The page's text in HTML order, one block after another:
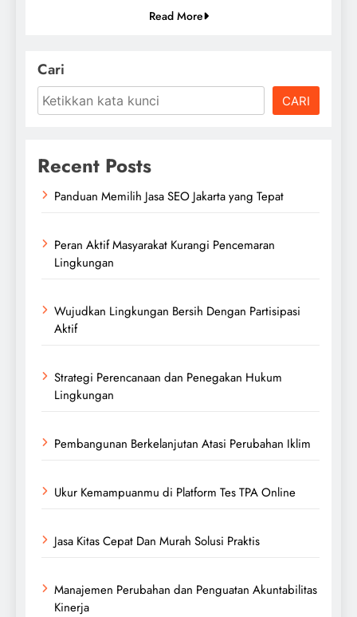
Read More
Cari
CARI
Recent Posts
Panduan Memilih Jasa SEO Jakarta yang Tepat
Peran Aktif Masyarakat Kurangi Pencemaran
Lingkungan
Wujudkan Lingkungan Bersih Dengan Partisipasi
Aktif
Strategi Perencanaan dan Penegakan Hukum
Lingkungan
Pembangunan Berkelanjutan Atasi Perubahan Iklim
Ukur Kemampuanmu di Platform Tes TPA Online
Jasa Kitas Cepat Dan Murah Solusi Praktis
Manajemen Perubahan dan Penguatan Akuntabilitas
Kinerja